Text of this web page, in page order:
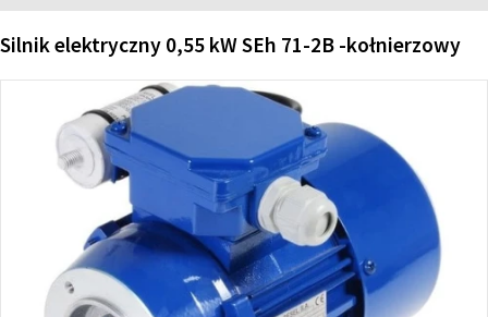
Silnik elektryczny 0,55 kW SEh 71-2B -kołnierzowy